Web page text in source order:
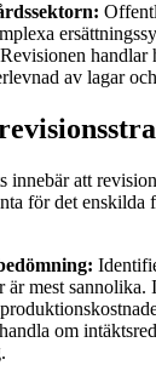
handlar
av lagar
innebär att
för det enskilda
är mest sannolika.
om